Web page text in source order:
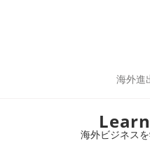
海外進
Learn
海外ビジネス